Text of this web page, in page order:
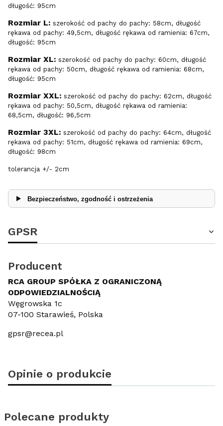
długość: 95cm
Rozmiar L: szerokość od pachy do pachy: 58cm, długość
rękawa od pachy: 49,5cm, długość rękawa od ramienia: 67cm,
długość: 95cm
Rozmiar XL: szerokość od pachy do pachy: 60cm, długość
rękawa od pachy: 50cm, długość rękawa od ramienia: 68cm,
długość: 95cm
Rozmiar XXL: szerokość od pachy do pachy: 62cm, długość
rękawa od pachy: 50,5cm, długość rękawa od ramienia:
68,5cm, długość: 96,5cm
Rozmiar 3XL: szerokość od pachy do pachy: 64cm, długość
rękawa od pachy: 51cm, długość rękawa od ramienia: 69cm,
długość: 98cm
tolerancja +/- 2cm
Bezpieczeństwo, zgodność i ostrzeżenia
GPSR
Producent
RCA GROUP SPÓŁKA Z OGRANICZONĄ
ODPOWIEDZIALNOŚCIĄ
Węgrowska 1c
07-100 Starawieś, Polska
gpsr@recea.pl
Opinie o produkcie
Polecane produkty